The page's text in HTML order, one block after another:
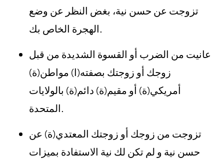
تزوجت عن حسن نية، بغض النظر عن وضع
الهجرة الخاص بك.
عانيت من الضرب أو القسوة الشديدة من قبل
زوجك أو زوجتك بصفته(ا) مواطن(ة)
أمريكي(ة) أو مقيم(ة) دائم(ة) بالولايات
المتحدة.
تزوجت من زوجك أو زوجتك المعتدي(ة) عن
حسن نية و لم تكن لك نية الاستفادة بميزات